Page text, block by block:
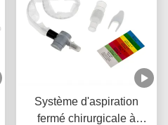
Système d'aspiration
fermé chirurgicale à